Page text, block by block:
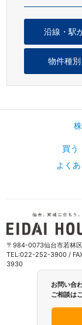
沿線・駅
物件種
買う
よく
〒984-0073仙台市若林
TEL:022-252-3900 /
3930
お問い合
ご相談は